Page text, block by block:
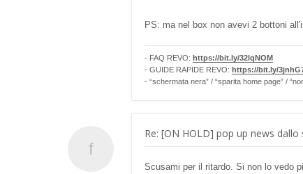
PS: ma nel box non avevi 2 bottoni
- FAQ REVO: https://bit.ly/32lqNOM
- GUIDE RAPIDE REVO: https://bit.ly/
- “schermata nera” / “sparita home page” /
Re: [ON HOLD] pop up news
Scusami per il ritardo. Si non lo vedo